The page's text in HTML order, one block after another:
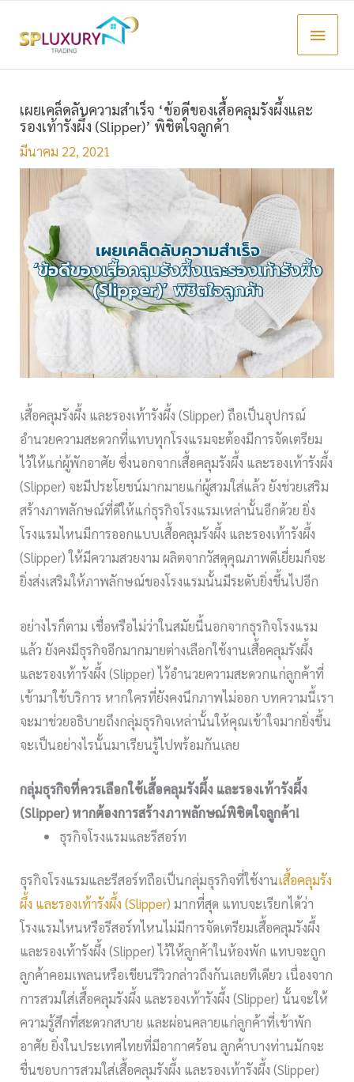
Main
Menu
เผยเคล็ดลับความสำเร็จ ‘ข้อดีของเสื้อคลุมรังผึ้งและ
รองเท้ารังผึ้ง (Slipper)’ พิชิตใจลูกค้า
มีนาคม 22, 2021
เสื้อคลุมรังผึ้ง และรองเท้ารังผึ้ง (Slipper) ถือเป็นอุปกรณ์
อำนวยความสะดวกที่แทบทุกโรงแรมจะต้องมีการจัดเตรียม
ไว้ให้แก่ผู้พักอาศัย ซึ่งนอกจากเสื้อคลุมรังผึ้ง และรองเท้ารังผึ้ง
(Slipper) จะมีประโยชน์มากมายแก่ผู้สวมใส่แล้ว ยังช่วยเสริม
สร้างภาพลักษณ์ที่ดีให้แก่ธุรกิจโรงแรมเหล่านั้นอีกด้วย ยิ่ง
โรงแรมไหนมีการออกแบบเสื้อคลุมรังผึ้ง และรองเท้ารังผึ้ง
(Slipper) ให้มีความสวยงาม ผลิตจากวัสดุคุณภาพดีเยี่ยมก็จะ
ยิ่งส่งเสริมให้ภาพลักษณ์ของโรงแรมนั้นมีระดับยิ่งขึ้นไปอีก
อย่างไรก็ตาม เชื่อหรือไม่ว่าในสมัยนี้นอกจากธุรกิจโรงแรม
แล้ว ยังคงมีธุรกิจอีกมากมายต่างเลือกใช้งานเสื้อคลุมรังผึ้ง
และรองเท้ารังผึ้ง (Slipper) ไว้อำนวยความสะดวกแก่ลูกค้าที่
เข้ามาใช้บริการ หากใครที่ยังคงนึกภาพไม่ออก บทความนี้เรา
จะมาช่วยอธิบายถึงกลุ่มธุรกิจเหล่านั้นให้คุณเข้าใจมากยิ่งขึ้น
จะเป็นอย่างไรนั้นมาเรียนรู้ไปพร้อมกันเลย
กลุ่มธุรกิจที่ควรเลือกใช้เสื้อคลุมรังผึ้ง และรองเท้ารังผึ้ง
(Slipper) หากต้องการสร้างภาพลักษณ์พิชิตใจลูกค้า!
ธุรกิจโรงแรมและรีสอร์ท
ธุรกิจโรงแรมและรีสอร์ทถือเป็นกลุ่มธุรกิจที่ใช้งานเสื้อคลุมรัง
ผึ้ง และรองเท้ารังผึ้ง (Slipper) มากที่สุด แทบจะเรียกได้ว่า
โรงแรมไหนหรือรีสอร์ทไหนไม่มีการจัดเตรียมเสื้อคลุมรังผึ้ง
และรองเท้ารังผึ้ง (Slipper) ไว้ให้ลูกค้าในห้องพัก แทบจะถูก
ลูกค้าคอมเพลนหรือเขียนรีวิวกล่าวถึงกันเลยทีเดียว เนื่องจาก
การสวมใส่เสื้อคลุมรังผึ้ง และรองเท้ารังผึ้ง (Slipper) นั้นจะให้
ความรู้สึกที่สะดวกสบาย และผ่อนคลายแก่ลูกค้าที่เข้าพัก
อาศัย ยิ่งในประเทศไทยที่มีอากาศร้อน ลูกค้าบางท่านมักจะ
ชื่นชอบการสวมใส่เสื้อคลุมรังผึ้ง และรองเท้ารังผึ้ง (Slipper)